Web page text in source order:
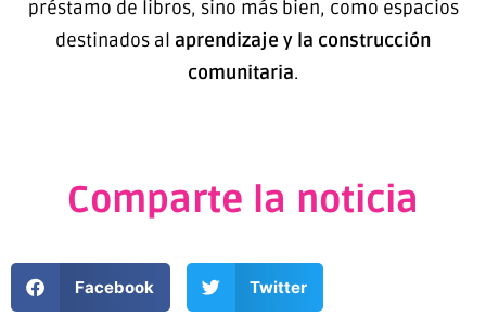
préstamo de libros, sino más bien, como espacios
destinados al aprendizaje y la construcción
comunitaria.
Comparte la noticia
Facebook Twitter